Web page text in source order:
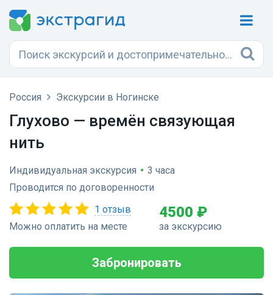
Россия Экскурсии в Ногинске
Глухово — времён связующая
нить
Индивидуальная экскурсия • 3 часа
Проводится по договоренности
1 отзыв
Можно оплатить на месте
4500 ₽
за экскурсию
Забронировать